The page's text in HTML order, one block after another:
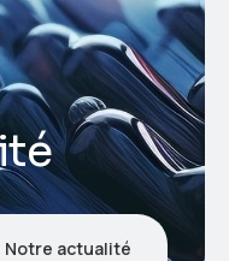
Notre actualité